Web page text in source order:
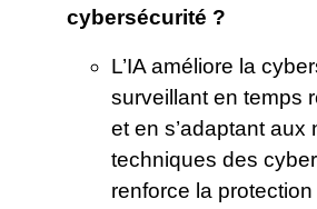
cybersécurité ?
L’IA améliore la
surveillant en temps
et en s’adaptant aux
techniques des
renforce la